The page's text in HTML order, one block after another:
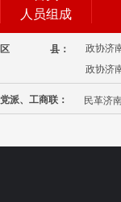
人员组成
区 县： 政协济
政协济
党派、工商联： 民革济